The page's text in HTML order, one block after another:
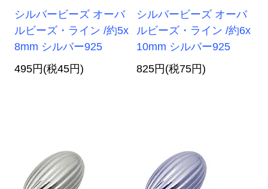
シルバービーズ オーバ
ルビーズ・ライン /約5x
8mm シルバー925
495円(税45円)
シルバービーズ オーバ
ルビーズ・ライン /約6x
10mm シルバー925
825円(税75円)